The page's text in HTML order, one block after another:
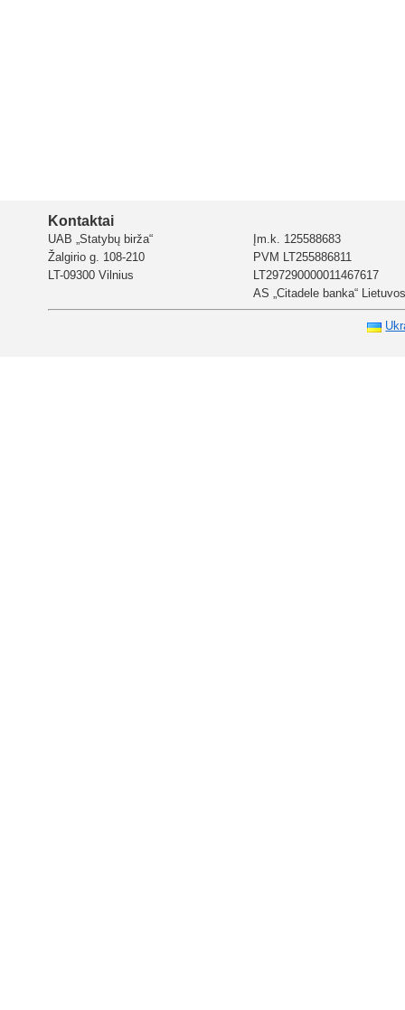
Kontaktai
UAB „Statybų birža“
Žalgirio g. 108-210
LT-09300 Vilnius
Įm.k. 125588683
PVM LT255886811
LT297290000011467617
AS „Citadele banka“